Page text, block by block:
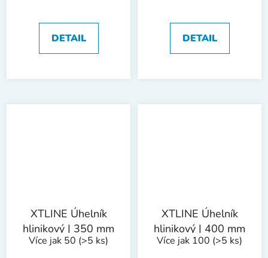
DETAIL DETAIL
XTLINE Úhelník
hlinikový | 350 mm
Více jak 50 (>5 ks)
XTLINE Úhelník
hlinikový | 400 mm
Více jak 100 (>5 ks)